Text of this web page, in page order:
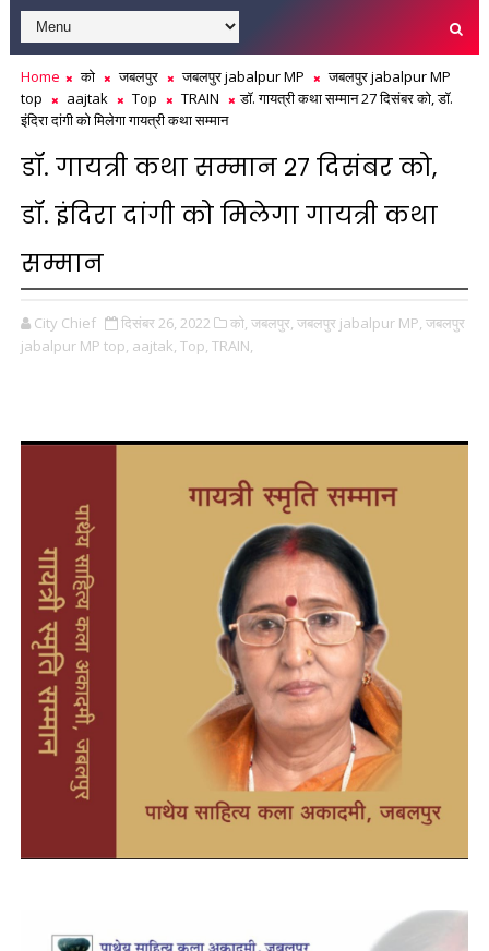
Home को जबलपुर जबलपुर jabalpur MP
जबलपुर jabalpur MP
top
aajtak Top TRAIN
डॉ. गायत्री कथा सम्‍मान 27 दिसंबर को, डॉ.
इंदिरा दांगी को मिलेगा गायत्री कथा सम्मान
डॉ. गायत्री कथा सम्‍मान 27 दिसंबर को,
डॉ. इंदिरा दांगी को मिलेगा गायत्री कथा
सम्मान
City Chief दिसंबर 26, 2022 को, जबलपुर, जबलपुर jabalpur MP, जबलपुर
jabalpur MP top, aajtak, Top, TRAIN,